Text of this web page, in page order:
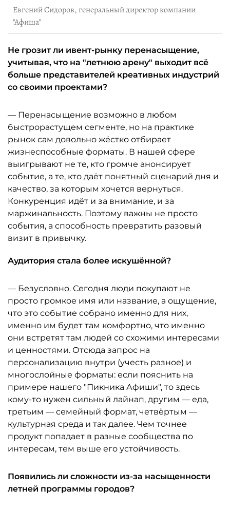
Евгений Сидоров, генеральный директор компании
"Афиша"
Не грозит ли ивент-рынку перенасыщение,
учитывая, что на "летнюю арену" выходит всё
больше представителей креативных индустрий
со своими проектами?
— Перенасыщение возможно в любом
быстрорастущем сегменте, но на практике
рынок сам довольно жёстко отбирает
жизнеспособные форматы. В нашей сфере
выигрывают не те, кто громче анонсирует
событие, а те, кто даёт понятный сценарий дня и
качество, за которым хочется вернуться.
Конкуренция идёт и за внимание, и за
маржинальность. Поэтому важны не просто
события, а способность превратить разовый
визит в привычку.
Аудитория стала более искушённой?
— Безусловно. Сегодня люди покупают не
просто громкое имя или название, а ощущение,
что это событие собрано именно для них,
именно им будет там комфортно, что именно
они встретят там людей со схожими интересами
и ценностями. Отсюда запрос на
персонализацию внутри (учесть разное) и
многослойные форматы: если пояснить на
примере нашего "Пикника Афиши", то здесь
кому-то нужен сильный лайнап, другим — еда,
третьим — семейный формат, четвёртым —
культурная среда и так далее. Чем точнее
продукт попадает в разные сообщества по
интересам, тем выше его устойчивость.
Появились ли сложности из-за насыщенности
летней программы городов?